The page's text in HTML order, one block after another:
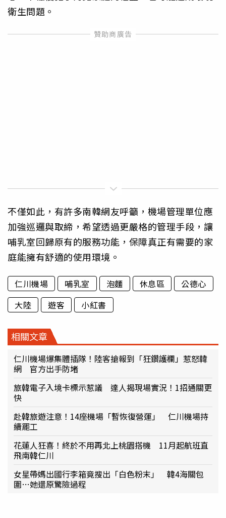
衛生問題。
不僅如此，有許多南韓網友呼籲，機場管理單位應
加強巡邏與取締，希望透過更嚴格的管理手段，讓
哺乳室回歸原有的服務功能，保障真正有需要的家
庭能擁有舒適的使用環境。
仁川機場 哺乳室 泡麵 休息區
公德心
大陸
遊客 小紅書
相關文章
仁川機場爆集體插隊！陸客搶報到「狂鑽護欄」惹怒韓
網 官方出手防堵
旅韓電子入境卡標示惹議 達人揭現場實況！1招通關更
快
赴韓旅遊注意！14座機場「暫恢復營運」 仁川機場持
續罷工
花蓮人狂喜！終於不用再北上桃園搭機 11月起航班直
飛南韓仁川
女星帶媽出國行李箱竟搜出「白色粉末」 韓4海關包
圍…她還原驚險過程